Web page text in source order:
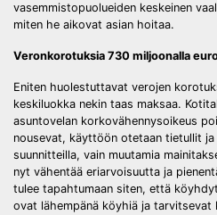
vasemmistopuolueiden keskeinen
miten he aikovat asian hoitaa.
Veronkorotuksia 730 miljoonalla
Eniten huolestuttavat verojen
keskiluokka nekin taas maksaa.
asuntovelan korkovähennysoikeus
nousevat, käyttöön otetaan tietullit
suunnitteilla, vain muutamia
nyt vähentää eriarvoisuutta ja
tulee tapahtumaan siten, että
ovat lähempänä köyhiä ja tarvitsevat